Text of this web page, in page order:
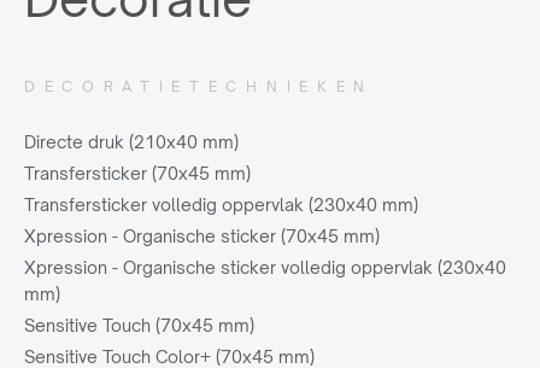
DECORATIETECHNIEKEN
Directe druk (210x40 mm)
Transfersticker (70x45 mm)
Transfersticker volledig oppervlak (230x40 mm)
Xpression - Organische sticker (70x45 mm)
Xpression - Organische sticker volledig oppervlak (230x40
mm)
Sensitive Touch (70x45 mm)
Sensitive Touch Color+ (70x45 mm)